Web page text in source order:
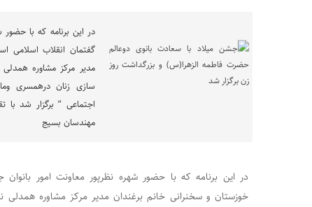
در این برنامه که با
گفتمان انقلاب اسلامی
مدیر مرکز مشاوره همدلی
سازی زنان درهمسری
اجتماعی ” برگزار شد با
مهندسان بسیج
در این برنامه که با حضور شهره نظرپور معاونت امور
خوزستان و سخنرانی خانم برغندان مدیر مرکز مشاوره همدلی